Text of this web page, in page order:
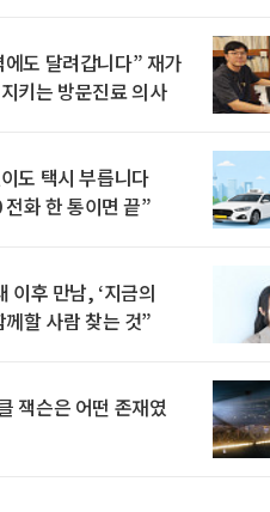
에도 달려갑니다” 재가
키는 방문진료 의사
도 택시 부릅니다
전화 한 통이면 끝”
이후 만남, ‘지금의
께할 사람 찾는 것”
잭슨은 어떤 존재였